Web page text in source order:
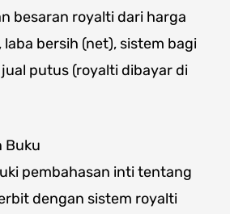
besaran royalti dari harga
laba bersih (net), sistem bagi
putus (royalti dibayar di
Buku
pembahasan inti tentang
dengan sistem royalti